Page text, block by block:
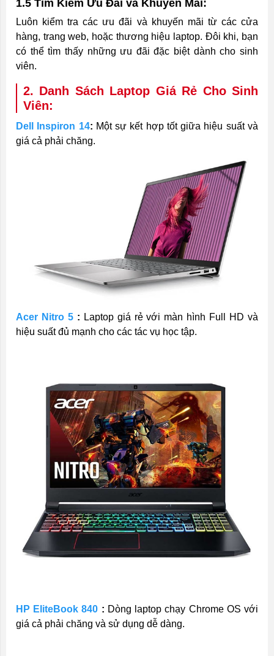
1.5 Tìm Kiếm Ưu Đãi và Khuyến Mãi:
Luôn kiểm tra các ưu đãi và khuyến mãi từ các cửa
hàng, trang web, hoặc thương hiệu laptop. Đôi khi, bạn
có thể tìm thấy những ưu đãi đặc biệt dành cho sinh
viên.
2. Danh Sách Laptop Giá Rẻ Cho Sinh
Viên:
Dell Inspiron 14: Một sự kết hợp tốt giữa hiệu suất và
giá cả phải chăng.
Acer Nitro 5: Laptop giá rẻ với màn hình Full HD và
hiệu suất đủ mạnh cho các tác vụ học tập.
HP EliteBook 840 : Dòng laptop chạy Chrome OS với
giá cả phải chăng và sử dụng dễ dàng.